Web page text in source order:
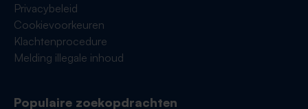
Privacybeleid
Cookievoorkeuren
Klachtenprocedure
Melding illegale inhoud
Populaire zoekopdrachten